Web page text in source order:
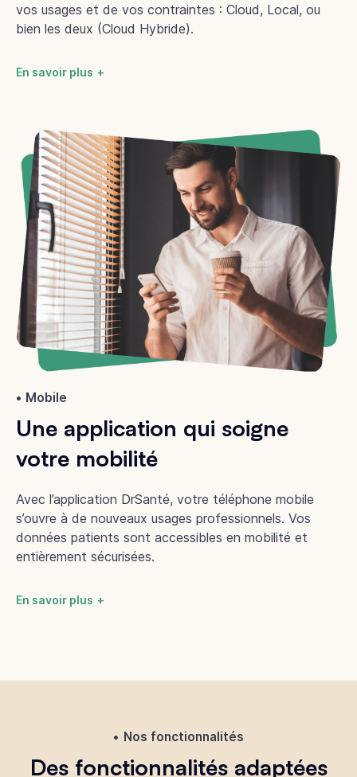
vos usages et de vos contraintes : Cloud, Local, ou
bien les deux (Cloud Hybride).
En savoir plus
Mobile
Une application qui soigne
votre mobilité
Avec l’application DrSanté, votre téléphone mobile
s’ouvre à de nouveaux usages professionnels. Vos
données patients sont accessibles en mobilité et
entièrement sécurisées.
En savoir plus
Nos fonctionnalités
Des fonctionnalités adaptées